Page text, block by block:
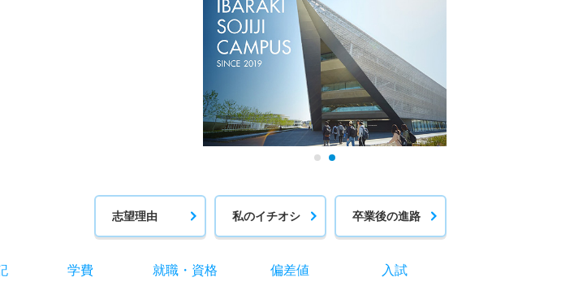
志望理由 私のイチオシ 卒業後の進路
学費 就職・ 資格 偏差値 入試